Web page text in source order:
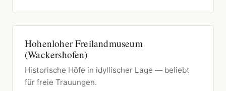
Hohenloher Freilandmuseum
(Wackershofen)
Historische Höfe in idyllischer Lage — beliebt
für freie Trauungen.